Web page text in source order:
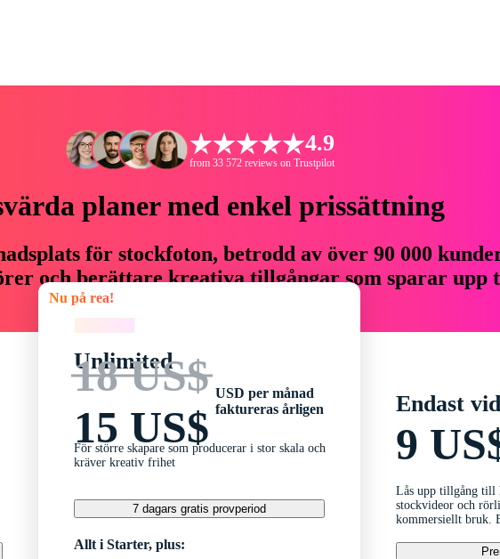
4.9
from 33 572 reviews on Trustpilot
planer med enkel prissättning
för stockfoton, betrodd av över 90 000
och berättare kreativa tillgångar som sparar upp
Nu på rea!
Unlimited
18 US$
15 US$
USD per månad
faktureras årligen
För större skapare som producerar i stor skala och
kräver kreativ frihet
7 dagars gratis provperiod
Allt i Starter, plus:
Endast
9
Lås upp tillgång till
stockvideor och
kommersiellt bruk.